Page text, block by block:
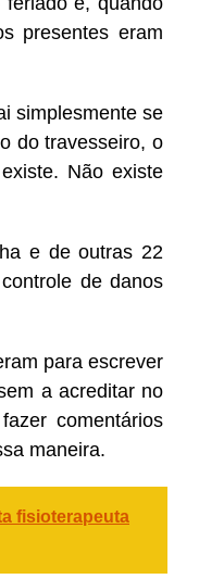
presentes eram
simplesmente se
do travesseiro, o
Não existe
e de outras 22
de danos
para escrever
a acreditar no
comentários
maneira.
fisioterapeuta